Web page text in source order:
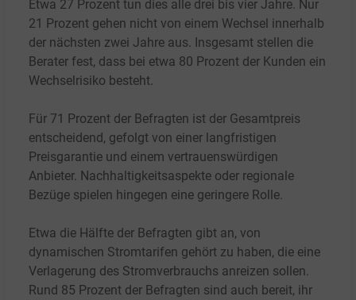
Etwa 27 Prozent tun dies alle drei bis vier Jahre. Nur
21 Prozent gehen nicht von einem Wechsel innerhalb
der nächsten zwei Jahre aus. Insgesamt stellen die
Berater fest, dass bei etwa 80 Prozent der Kunden ein
Wechselrisiko besteht.
Für 71 Prozent der Befragten ist der Gesamtpreis
entscheidend, gefolgt von einer langfristigen
Preisgarantie und einem vertrauenswürdigen
Anbieter. Nachhaltigkeitsaspekte oder regionale
Bezüge spielen hingegen eine geringere Rolle.
Etwa die Hälfte der Befragten gibt an, von
dynamischen Stromtarifen gehört zu haben, die eine
Verlagerung des Stromverbrauchs anreizen sollen.
Rund 85 Prozent der Befragten sind auch bereit, ihr